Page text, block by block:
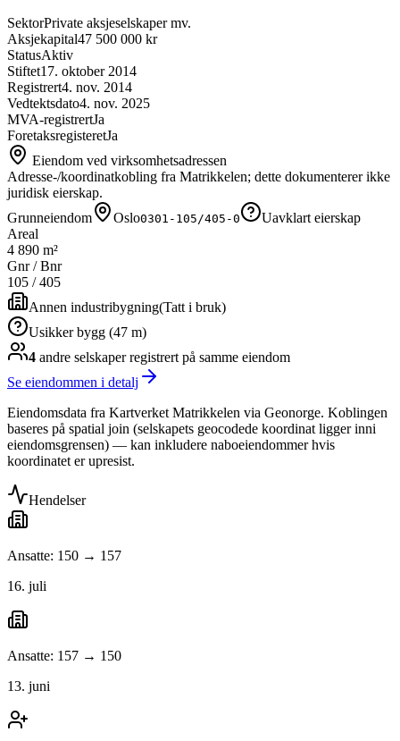
SektorPrivate aksjeselskaper mv.
Aksjekapital47 500 000 kr
StatusAktiv
Stiftet17. oktober 2014
Registrert4. nov. 2014
Vedtektsdato4. nov. 2025
MVA-registrertJa
ForetaksregisteretJa
Eiendom ved virksomhetsadressen
Adresse-/koordinatkobling fra Matrikkelen; dette dokumenterer ikke
juridisk eierskap.
Grunneiendom
Oslo0301-105/405-0
Uavklart eierskap
Areal
4 890 m²
Gnr / Bnr
105 /405
Annen industribygning(Tatt i bruk)
Usikker bygg (47 m)
4 andre selskaperregistrert på samme eiendom
Se eiendommen i detalj
Eiendomsdata fra Kartverket Matrikkelen via Geonorge. Koblingen
baseres på spatial join (selskapets geocodede koordinat ligger inni
eiendomsgrensen) — kan inkludere naboeiendommer hvis
koordinatet er upresist.
Hendelser
Ansatte: 150 → 157
16. juli
Ansatte: 157 → 150
13. juni